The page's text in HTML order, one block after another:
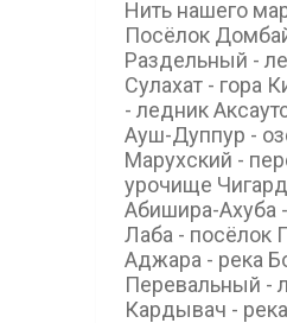
Нить нашего
Посёлок
Раздельный -
Сулахат - гора
- ледник
Ауш-Дуппур -
Марухский -
урочище
Абишира-Ахуба
Лаба - посёлок
Аджара - река
Перевальный -
Кардывач -